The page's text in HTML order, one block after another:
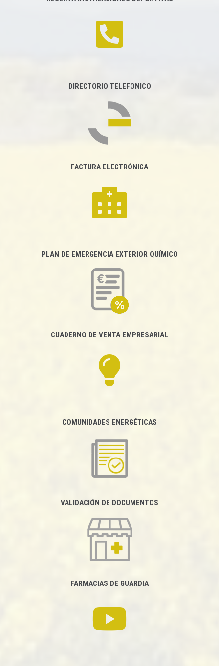
DIRECTORIO TELEFÓNICO
FACTURA ELECTRÓNICA
PLAN DE EMERGENCIA EXTERIOR QUÍMICO
CUADERNO DE VENTA EMPRESARIAL
COMUNIDADES ENERGÉTICAS
VALIDACIÓN DE DOCUMENTOS
FARMACIAS DE GUARDIA